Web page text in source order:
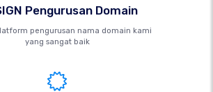
Pengurusan Domain
pengurusan nama domain kami
yang sangat baik